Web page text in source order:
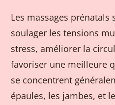
Les massages
soulager les tensions
stress, améliorer la
favoriser une meilleure
se concentrent
épaules, les jambes, et